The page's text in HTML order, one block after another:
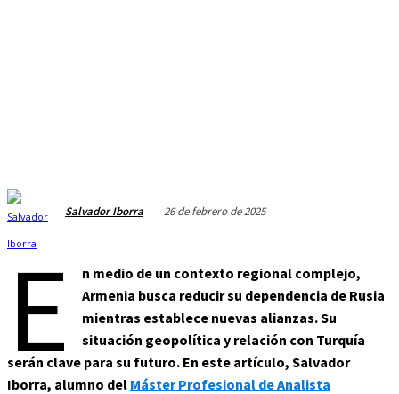
Salvador Iborra 26 de febrero de 2025
E
n medio de un contexto regional complejo,
Armenia busca reducir su dependencia de Rusia
mientras establece nuevas alianzas. Su
situación geopolítica y relación con Turquía
serán clave para su futuro. En este artículo, Salvador
Iborra, alumno del Máster Profesional de Analista